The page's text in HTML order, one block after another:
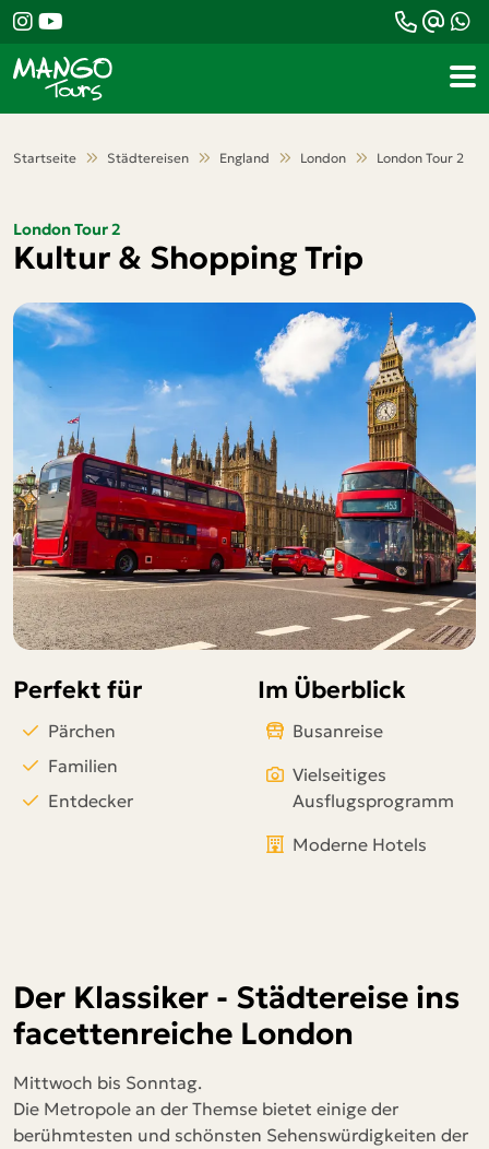
Startseite Städtereisen England London London Tour 2
London Tour 2
Kultur & Shopping Trip
Perfekt für
Pärchen
Familien
Entdecker
Im Überblick
Busanreise
Vielseitiges
Ausflugsprogramm
Moderne Hotels
Der Klassiker - Städtereise ins
facettenreiche London
Mittwoch bis Sonntag.
Die Metropole an der Themse bietet einige der
berühmtesten und schönsten Sehenswürdigkeiten der
Teile diese Reise
London Tour 2
Facebook
Messenger
Twitter
WhatsApp
Telegram
per E-Mail senden